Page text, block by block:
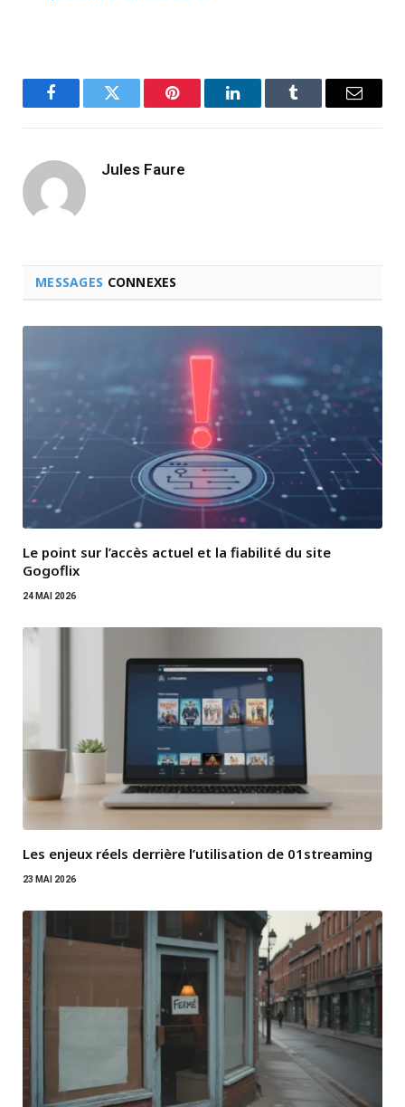
FacebookTwitter Pinterest LinkedInTumblr Email
Jules Faure
MESSAGES CONNEXES
Le point sur l’accès actuel et la fiabilité du site
Gogoflix
24 MAI 2026
Les enjeux réels derrière l’utilisation de 01streaming
23 MAI 2026